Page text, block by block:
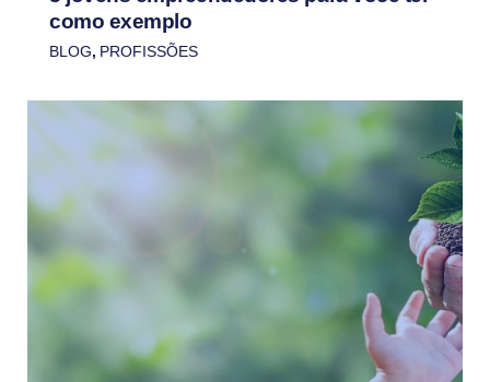
como exemplo
BLOG, PROFISSÕES